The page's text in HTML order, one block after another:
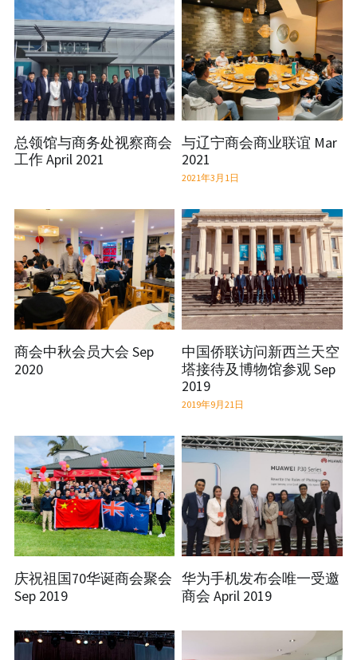
总领馆与商务处视察商会
工作 April 2021
与辽宁商会商业联谊 Mar
2021
2021年3月1日
商会中秋会员大会 Sep
2020
中国侨联访问新西兰天空
塔接待及博物馆参观 Sep
2019
2019年9月21日
庆祝祖国70华诞商会聚会
Sep 2019
华为手机发布会唯一受邀
商会 April 2019